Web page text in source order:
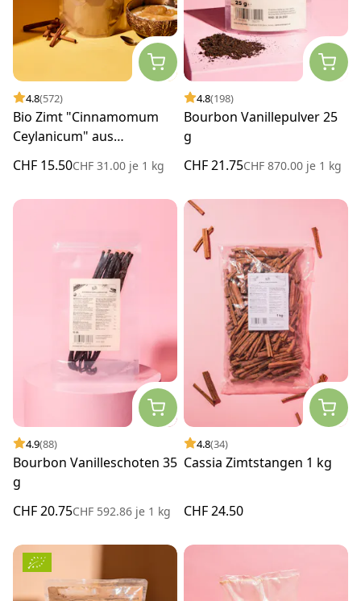
4.8(572)
Bio Zimt "Cinnamomum
Ceylanicum" aus
CHF 15.50CHF 31.00 je 1 kg
4.8(198)
Bourbon Vanillepulver 25
g
CHF 21.75CHF 870.00 je 1 kg
4.9(88)
Bourbon Vanilleschoten 35
g
CHF 20.75CHF 592.86 je 1 kg
4.8(34)
Cassia Zimtstangen 1 kg
CHF 24.50